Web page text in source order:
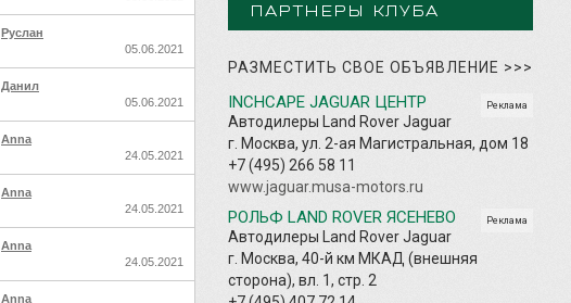
Руслан
05.06.2021
Данил
05.06.2021
Anna
24.05.2021
Anna
24.05.2021
Anna
24.05.2021
Anna
ПАРТНЕРЫ КЛУБА
РАЗМЕСТИТЬ СВОЕ ОБЪЯВЛЕНИЕ >>>
Реклама
INCHCAPE JAGUAR ЦЕНТР
Автодилеры Land Rover Jaguar
г. Москва, ул. 2-ая Магистральная, дом 18
+7 (495) 266 58 11
www.jaguar.musa-motors.ru
Реклама
РОЛЬФ LAND ROVER ЯСЕНЕВО
Автодилеры Land Rover Jaguar
г. Москва, 40-й км МКАД (внешняя
сторона), вл. 1, стр. 2